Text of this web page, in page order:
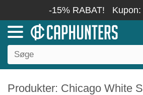
-15% RABAT! Kupon:
Produkter: Chicago White